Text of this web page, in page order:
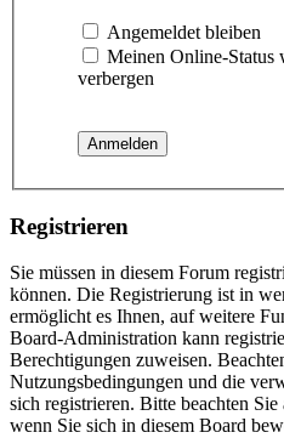
Angemeldet bleiben
Meinen Online-Status
verbergen
Registrieren
Sie müssen in diesem Forum
können. Die Registrierung ist in
ermöglicht es Ihnen, auf weitere
Board-Administration kann
Berechtigungen zuweisen.
Nutzungsbedingungen und die
sich registrieren. Bitte beachten
wenn Sie sich in diesem Board